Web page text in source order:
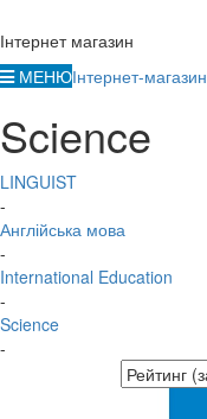
Інтернет магазин
МЕНЮІнтернет-магазин
Science
LINGUIST
-
Англійська мова
-
International Education
-
Science
-